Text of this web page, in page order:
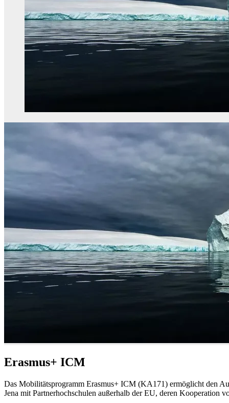
Erasmus+ ICM
Das Mobilitätsprogramm Erasmus+ ICM (KA171) ermöglicht den
Jena mit Partnerhochschulen außerhalb der EU, deren Kooperation